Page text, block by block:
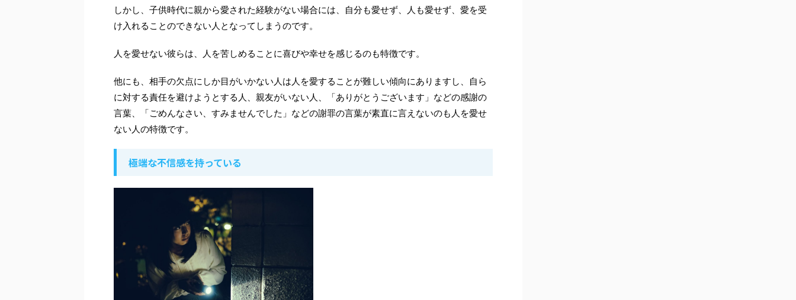
しかし、子供時代に親から愛された経験がない場合には、自分も愛せず、人も愛せず、愛を受
け入れることのできない人となってしまうのです。
人を愛せない彼らは、人を苦しめることに喜びや幸せを感じるのも特徴です。
他にも、相手の欠点にしか目がいかない人は人を愛することが難しい傾向にありますし、自ら
に対する責任を避けようとする人、親友がいない人、「ありがとうございます」などの感謝の
言葉、「ごめんなさい、すみませんでした」などの謝罪の言葉が素直に言えないのも人を愛せ
ない人の特徴です。
極端な不信感を持っている